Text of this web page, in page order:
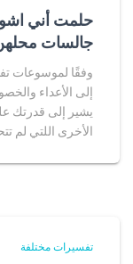
حلمت أني اشوف
جالسات
وفقًا لموسوعات
إلى الأعداء
يشير إلى قدرتك
الأخرى اللتي لم
تفسيرات مختلفة